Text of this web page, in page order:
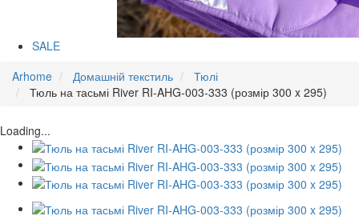
SALE
Arhome
Домашній текстиль
Тюлі
Тюль на тасьмі River RI-AHG-003-333 (розмір 300 x 295)
Loading...